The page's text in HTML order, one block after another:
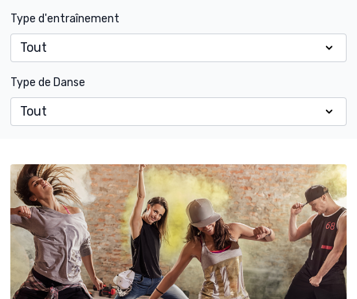
Type d'entraînement
Type de Danse